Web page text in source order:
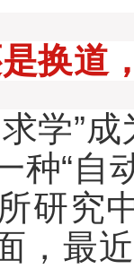
是换
学”
种“自
研究
，最